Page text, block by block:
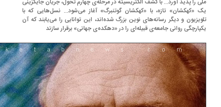
را پدید آورد... با کشف الکتریسیته در مرحله‌ی چهارم تحول، جریان جایگزینی
«کهکشان» تازه، با «کهکشان گوتنبرگ» آغاز می‌شود... نسل‌هایی که با
و دیگر رسانه‌های نوین بزرگ شده‌اند، این توانایی را می‌یابند که آن
روانی جامعه‌ی قبیله‌ای را در «دهکده‌ی جهانی» برقرار سازند